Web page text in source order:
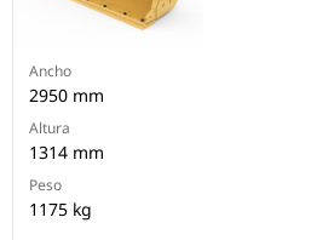
Ancho
2950 mm
Altura
1314 mm
Peso
1175 kg